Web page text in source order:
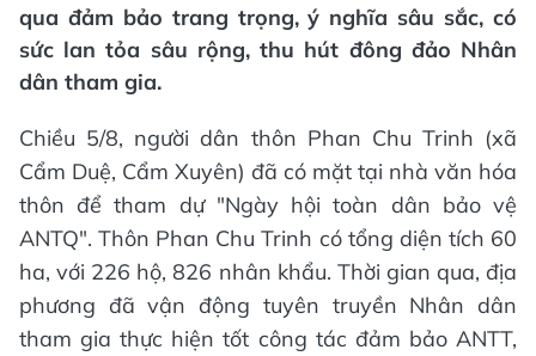
qua đảm bảo trang trọng, ý nghĩa sâu sắc, có
sức lan tỏa sâu rộng, thu hút đông đảo Nhân
dân tham gia.
Chiều 5/8, người dân thôn Phan Chu Trinh (xã
Cẩm Duệ, Cẩm Xuyên) đã có mặt tại nhà văn hóa
thôn để tham dự "Ngày hội toàn dân bảo vệ
ANTQ". Thôn Phan Chu Trinh có tổng diện tích 60
ha, với 226 hộ, 826 nhân khẩu. Thời gian qua, địa
phương đã vận động tuyên truyền Nhân dân
tham gia thực hiện tốt công tác đảm bảo ANTT,